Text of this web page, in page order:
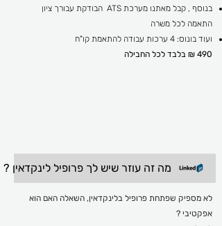
בנוסף , קבל מאתנו מערכת ATS הבודקת עבורך ציון
התאמה לכל משרה
ועוד בונוס: 4 ערכות עבודה להתאמת קו"ח
490 ₪ בלבד לכל החבילה
מה זה עוזר שיש לך פרופיל לינקדאין ?
לא מספיק שפתחת פרופיל בלינקדאין, השאלה האם הוא
אפקטיבי ?